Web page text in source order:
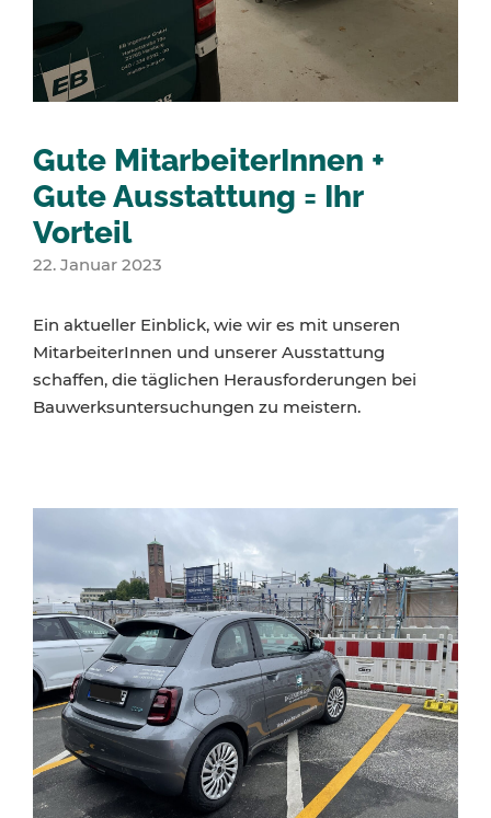
Gute MitarbeiterInnen +
Gute Ausstattung = Ihr
Vorteil
22. Januar 2023
Ein aktueller Einblick, wie wir es mit unseren
MitarbeiterInnen und unserer Ausstattung
schaffen, die täglichen Herausforderungen bei
Bauwerksuntersuchungen zu meistern.